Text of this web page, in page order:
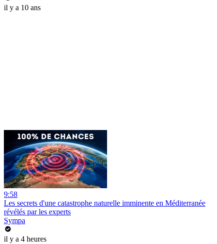
il y a 10 ans
9:58
Les secrets d'une catastrophe naturelle imminente en Méditerranée
révélés par les experts
Sympa
il y a 4 heures